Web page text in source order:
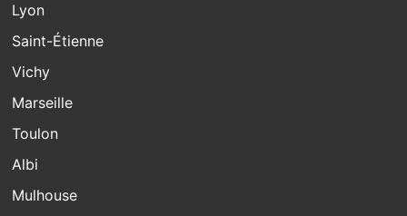
Lyon
Saint-Étienne
Vichy
Marseille
Toulon
Albi
Mulhouse